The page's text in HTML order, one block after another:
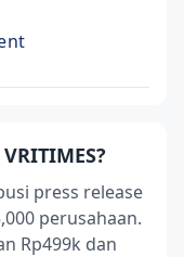
press release
perusahaan.
Rp499k dan